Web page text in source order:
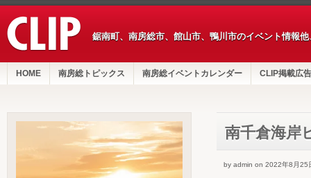
鋸南町、南房総市、館山市、鴨川市のイベント情報
HOME 南房総トピックス 南房総イベントカレンダー CLIP掲載広告
南千倉海岸
by admin on 2022年8月25